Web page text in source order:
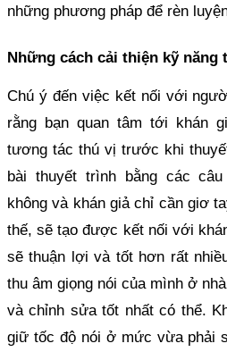
những phương pháp để rèn
Những cách cải thiện kỹ năng
Chú ý đến việc kết nối với
rằng bạn quan tâm tới khán
tương tác thú vị trước khi
bài thuyết trình bằng các
không và khán giả chỉ cần giơ
thế, sẽ tạo được kết nối với
sẽ thuận lợi và tốt hơn rất
thu âm giọng nói của mình ở
và chỉnh sửa tốt nhất có thể.
giữ tốc độ nói ở mức vừa phải